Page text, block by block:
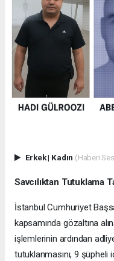
Erkek| Kadın (Haberi
Savcılıktan Tutuklama
İstanbul Cumhuriyet
kapsamında gözaltına
işlemlerinin ardından
tutuklanmasını, 9 şüpheli